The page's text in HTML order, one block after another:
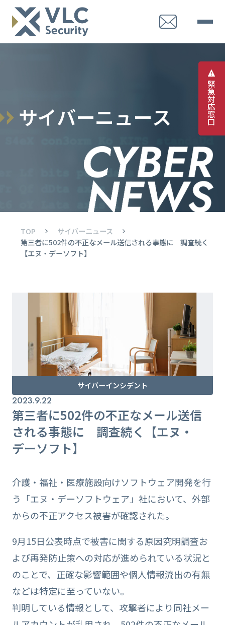
緊
急
対
応
窓
口
サイバーニュース
TOP
サイバーニュース
第三者に502件の不正なメール送信される事態に 調査続く
【エヌ・デーソフト】
サイバーインシデント
2023.9.22
第三者に502件の不正なメール送信
される事態に 調査続く【エヌ・
デーソフト】
介護・福祉・医療施設向けソフトウェア開発を行
う「エヌ・デーソフトウェア」社において、外部
からの不正アクセス被害が確認された。
9月15日公表時点で被害に関する原因究明調査お
よび再発防止策への対応が進められている状況と
のことで、正確な影響範囲や個人情報流出の有無
などは特定に至っていない。
判明している情報として、攻撃者により同社メー